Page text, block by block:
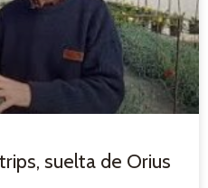
suelta de Orius